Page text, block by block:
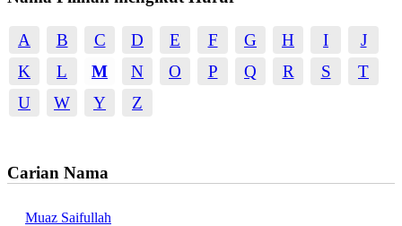
A B C D E F G H I
J
K
L M N O P Q R S
T
U
W Y Z
Carian Nama
Muaz Saifullah